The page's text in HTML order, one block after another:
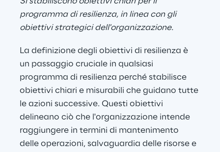
programma di resilienza, in linea con gli
obiettivi strategici dell'organizzazione.
La definizione degli obiettivi di resilienza è
un passaggio cruciale in qualsiasi
programma di resilienza perché stabilisce
obiettivi chiari e misurabili che guidano tutte
le azioni successive. Questi obiettivi
delineano ciò che l'organizzazione intende
raggiungere in termini di mantenimento
delle operazioni, salvaguardia delle risorse e